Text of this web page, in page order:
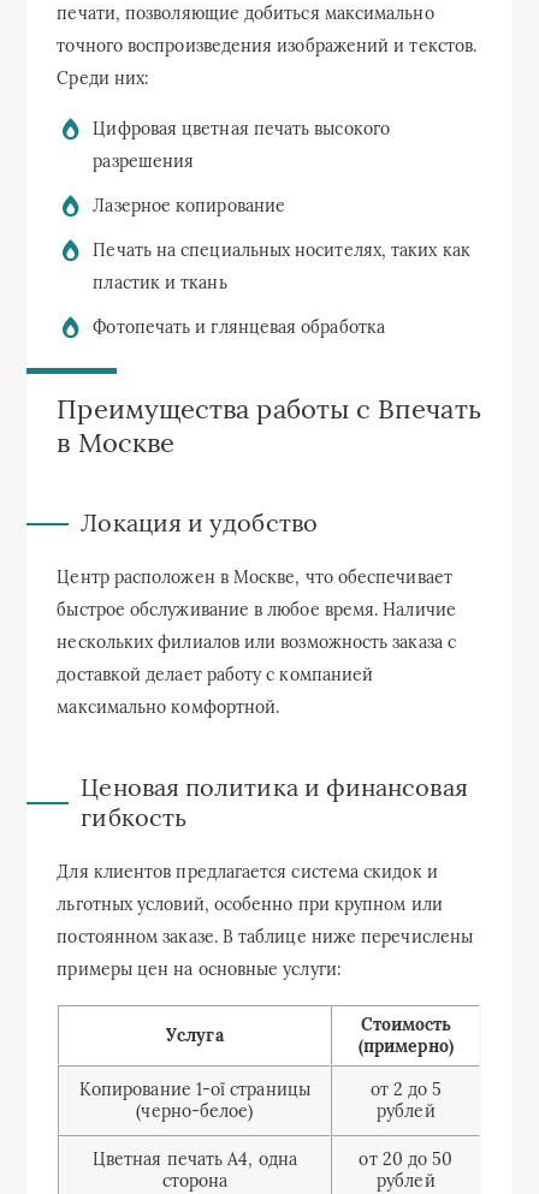
печати, позволяющие добиться максимально
точного воспроизведения изображений и текстов.
Среди них:
Цифровая цветная печать высокого
разрешения
Лазерное копирование
Печать на специальных носителях, таких как
пластик и ткань
Фотопечать и глянцевая обработка
Преимущества работы с Впечать
в Москве
Локация и удобство
Центр расположен в Москве, что обеспечивает
быстрое обслуживание в любое время. Наличие
нескольких филиалов или возможность заказа с
доставкой делает работу с компанией
максимально комфортной.
Ценовая политика и финансовая
гибкость
Для клиентов предлагается система скидок и
льготных условий, особенно при крупном или
постоянном заказе. В таблице ниже перечислены
примеры цен на основные услуги:
Услуга
Стоимость
(примерно)
Копирование 1-ої страницы
(черно-белое)
от 2 до 5
рублей
Цветная печать A4, одна
сторона
от 20 до 50
рублей